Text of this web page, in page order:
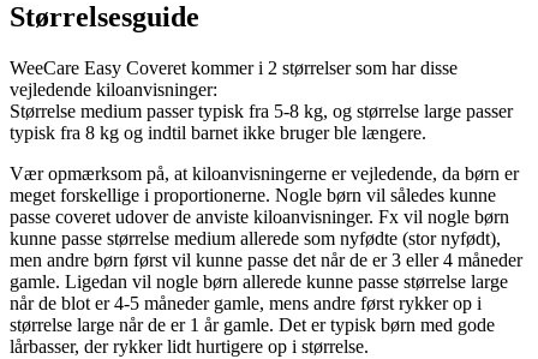
Størrelsesguide
WeeCare Easy Coveret kommer i 2 størrelser som har disse
vejledende kiloanvisninger:
Størrelse medium passer typisk fra 5-8 kg, og størrelse large passer
typisk fra 8 kg og indtil barnet ikke bruger ble længere.
Vær opmærksom på, at kiloanvisningerne er vejledende, da børn er
meget forskellige i proportionerne. Nogle børn vil således kunne
passe coveret udover de anviste kiloanvisninger. Fx vil nogle børn
kunne passe størrelse medium allerede som nyfødte (stor nyfødt),
men andre børn først vil kunne passe det når de er 3 eller 4 måneder
gamle. Ligedan vil nogle børn allerede kunne passe størrelse large
når de blot er 4-5 måneder gamle, mens andre først rykker op i
størrelse large når de er 1 år gamle. Det er typisk børn med gode
lårbasser, der rykker lidt hurtigere op i størrelse.